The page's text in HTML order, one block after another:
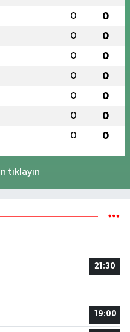
0 0
0 0
0 0
0 0
0 0
0 0
0 0
tıklayın
21:30
19:00